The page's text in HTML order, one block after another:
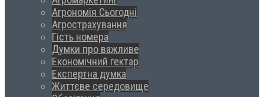
Агрономія Сьогодні
Агрострахування
Гість номера
Думки про важливе
Економічний гектар
Експертна думка
Життєве середовище